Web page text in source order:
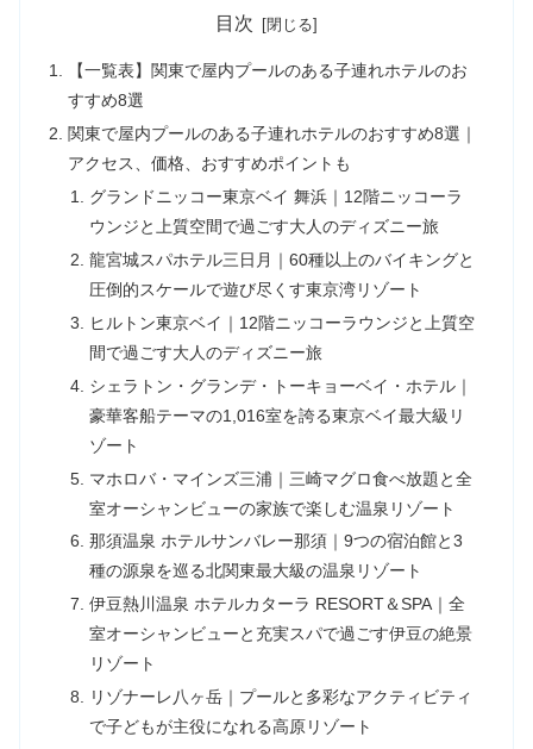
目次
【一覧表】関東で屋内プールのある子連れホテルのお
すすめ8選
関東で屋内プールのある子連れホテルのおすすめ8選｜
アクセス、価格、おすすめポイントも
グランドニッコー東京ベイ 舞浜｜12階ニッコーラ
ウンジと上質空間で過ごす大人のディズニー旅
龍宮城スパホテル三日月｜60種以上のバイキングと
圧倒的スケールで遊び尽くす東京湾リゾート
ヒルトン東京ベイ｜12階ニッコーラウンジと上質空
間で過ごす大人のディズニー旅
シェラトン・グランデ・トーキョーベイ・ホテル｜
豪華客船テーマの1,016室を誇る東京ベイ最大級リ
ゾート
マホロバ・マインズ三浦｜三崎マグロ食べ放題と全
室オーシャンビューの家族で楽しむ温泉リゾート
那須温泉 ホテルサンバレー那須｜9つの宿泊館と3
種の源泉を巡る北関東最大級の温泉リゾート
伊豆熱川温泉 ホテルカターラ RESORT＆SPA｜全
室オーシャンビューと充実スパで過ごす伊豆の絶景
リゾート
リゾナーレ八ヶ岳｜プールと多彩なアクティビティ
で子どもが主役になれる高原リゾート